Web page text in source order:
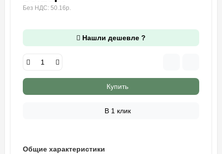
Без НДС: 50.16р.
Нашли дешевле ?
Купить
В 1 клик
Общие характеристики